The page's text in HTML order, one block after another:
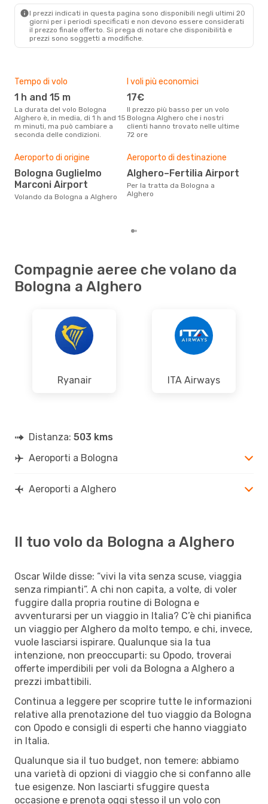
I prezzi indicati in questa pagina sono disponibili negli ultimi 20
giorni per i periodi specificati e non devono essere considerati
il ​​prezzo finale offerto. Si prega di notare che disponibilità e
prezzi sono soggetti a modifiche.
Tempo di volo
1 h and 15 m
La durata del volo Bologna
Alghero è, in media, di 1 h and 15
m minuti, ma può cambiare a
seconda delle condizioni.
I voli più economici
17€
Il prezzo più basso per un volo
Bologna Alghero che i nostri
clienti hanno trovato nelle ultime
72 ore
Aeroporto di origine
Bologna Guglielmo
Marconi Airport
Volando da Bologna a Alghero
Aeroporto di destinazione
Alghero–Fertilia Airport
Per la tratta da Bologna a
Alghero
Compagnie aeree che volano da
Bologna a Alghero
Ryanair ITA Airways
Distanza: 503 kms
Aeroporti a Bologna
Aeroporti a Alghero
Il tuo volo da Bologna a Alghero
Oscar Wilde disse: “vivi la vita senza scuse, viaggia
senza rimpianti”. A chi non capita, a volte, di voler
fuggire dalla propria routine di Bologna e
avventurarsi per un viaggio in Italia? C’è chi pianifica
un viaggio per Alghero da molto tempo, e chi, invece,
vuole lasciarsi ispirare. Qualunque sia la tua
intenzione, non preoccuparti: su Opodo, troverai
offerte imperdibili per voli da Bologna a Alghero a
prezzi imbattibili.
Continua a leggere per scoprire tutte le informazioni
relative alla prenotazione del tuo viaggio da Bologna
con Opodo e consigli di esperti che hanno viaggiato
in Italia.
Qualunque sia il tuo budget, non temere: abbiamo
una varietà di opzioni di viaggio che si confanno alle
tue esigenze. Non lasciarti sfuggire questa
occasione e prenota oggi stesso il un volo con